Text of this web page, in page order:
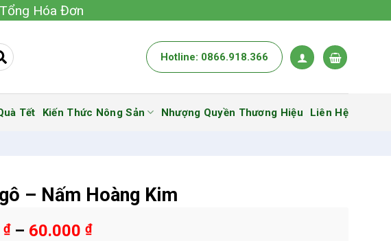
Hóa Đơn
Hotline: 0866.918.366
Tết Kiến Thức Nông Sản Nhượng Quyền Thương Hiệu Liên Hệ
– Nấm Hoàng Kim
₫– 60.000 ₫